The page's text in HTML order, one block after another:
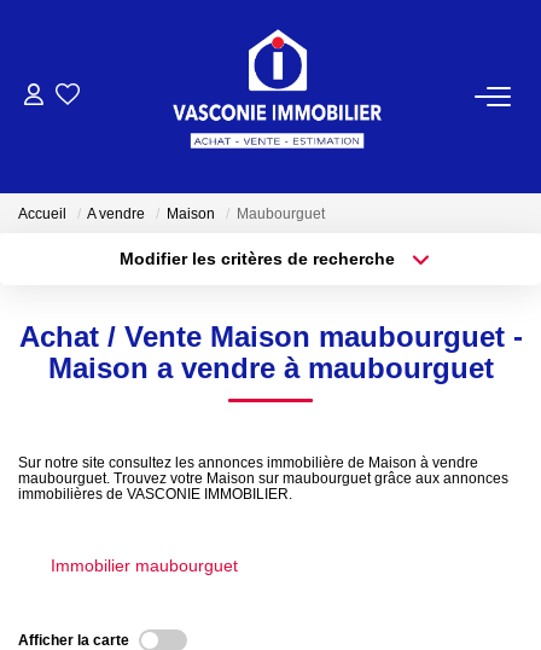
ACHETER
VENDRE
NOTRE AGENCE
Qui Sommes-Nous
Notre Équipe
NOS ACTUALITÉS
Accueil A vendre Maison Maubourguet
Modifier les critères de recherche
Surface min Budget max
Achat / Vente Maison maubourguet -
Maison a vendre à maubourguet
Sur notre site consultez les annonces immobilière de Maison à vendre
maubourguet. Trouvez votre Maison sur maubourguet grâce aux annonces
immobilières de VASCONIE IMMOBILIER.
Immobilier maubourguet
Afficher la carte